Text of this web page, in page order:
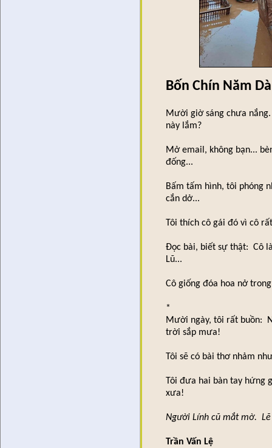
Bốn Chín Năm
Mười giờ sáng chưa
này lắm?
Mở email, không bạn...
đống...
Bấm tấm hình, tôi phóng
cắn dở...
Tôi thích cô gái đó vì cô
Đọc bài, biết sự thật: Cô
Lũ...
Cô giống đóa hoa nở
*
Mười ngày, tôi rất buồn:
trời sắp mưa!
Tôi sẽ có bài thơ nhảm
Tôi đưa hai bàn tay hứng
xưa!
Người Lính cũ mắt mờ.
Trần Vấn Lệ